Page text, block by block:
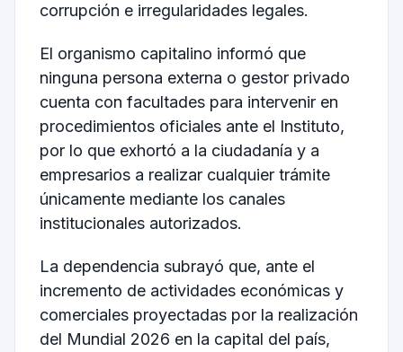
corrupción e irregularidades legales.
El organismo capitalino informó que
ninguna persona externa o gestor privado
cuenta con facultades para intervenir en
procedimientos oficiales ante el Instituto,
por lo que exhortó a la ciudadanía y a
empresarios a realizar cualquier trámite
únicamente mediante los canales
institucionales autorizados.
La dependencia subrayó que, ante el
incremento de actividades económicas y
comerciales proyectadas por la realización
del Mundial 2026 en la capital del país,